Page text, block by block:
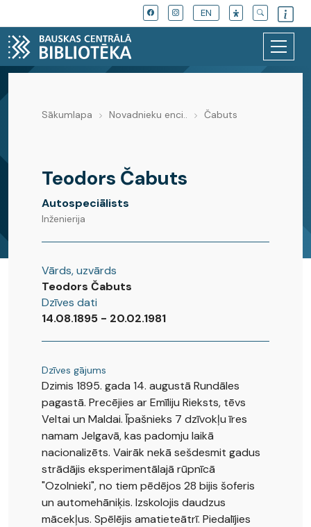
EN
Novadnieku enciklopēdija
Sākumlapa Novadnieku enci.. Čabuts
Teodors Čabuts
Autospeciālists
Inženierija
Vārds, uzvārds
Teodors Čabuts
Dzīves dati
14.08.1895 - 20.02.1981
Dzīves gājums
Dzimis 1895. gada 14. augustā Rundāles
pagastā. Precējies ar Emīliju Rieksts, tēvs
Veltai un Maldai. Īpašnieks 7 dzīvokļu īres
namam Jelgavā, kas padomju laikā
nacionalizēts. Vairāk nekā sešdesmit gadus
strādājis eksperimentālajā rūpnīcā
"Ozolnieki", no tiem pēdējos 28 bijis šoferis
un automehāniķis. Izskolojis daudzus
mācekļus. Spēlējis amatieteātrī. Piedalījies